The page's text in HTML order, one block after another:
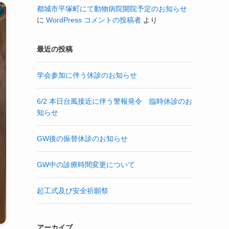
都城市平塚町にて動物病院開院予定のお知らせ
に WordPress コメントの投稿者 より
最近の投稿
学会参加に伴う休診のお知らせ
6/2 本日台風接近に伴う警報発令 臨時休診のお
知らせ
GW後の振替休診のお知らせ
GW中の診療時間変更について
起工式及び安全祈願祭